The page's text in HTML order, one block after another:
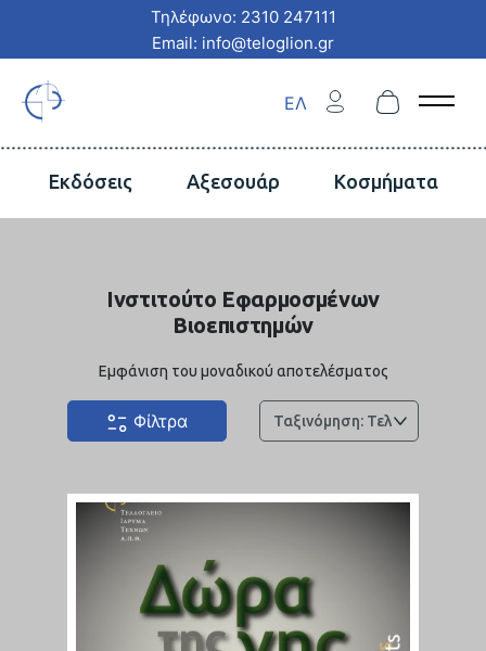
Τηλέφωνο: 2310 247111
Email: info@teloglion.gr
ΕΛ Open
Εκδόσεις Αξεσουάρ Κοσμήματα
Ινστιτούτο Εφαρμοσμένων
Βιοεπιστημών
Φίλτρα
Εμφάνιση του μοναδικού αποτελέσματος